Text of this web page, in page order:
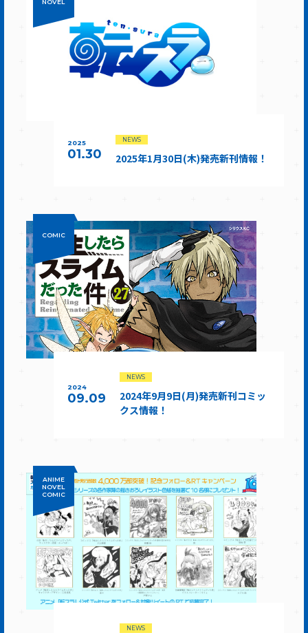
NOVEL
2025
01.30
NEWS
2025年1月30日(木)発売新刊情報！
COMIC
2024
09.09
NEWS
2024年9月9日(月)発売新刊コミッ
クス情報！
ANIME
NOVEL
COMIC
NEWS